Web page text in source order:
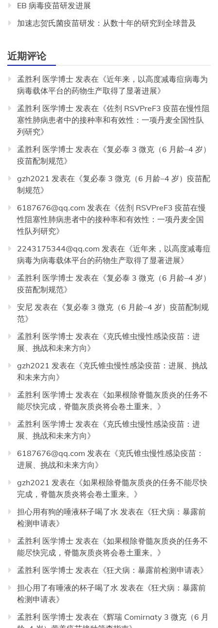
EB 病毒疫苗研发进展
加速志贺氏菌疫苗研发：从数十年的研究到全球普及
近期评论
孟胜利 医学博士 发表在《近年来，以高度减毒痘病毒为
病毒载体平台的药物生产取得了显著进展》
孟胜利 医学博士 发表在《佐剂 RSVPreF3 疫苗在慢性阻
塞性肺病患者中的接种率和有效性：一项丹麦全国性队
列研究》
孟胜利 医学博士 发表在《复必泰 3 微克（6 月龄–4 岁）
疫苗配制规范》
gzh2021 发表在《复必泰 3 微克（6 月龄–4 岁）疫苗配
制规范》
6187676@qq.com 发表在《佐剂 RSVPreF3 疫苗在慢
性阻塞性肺病患者中的接种率和有效性：一项丹麦全国
性队列研究》
2243175344@qq.com 发表在《近年来，以高度减毒痘
病毒为病毒载体平台的药物生产取得了显著进展》
孟胜利 医学博士 发表在《复必泰 3 微克（6 月龄–4 岁）
疫苗配制规范》
安尼 发表在《复必泰 3 微克（6 月龄–4 岁）疫苗配制规
范》
孟胜利 医学博士 发表在《克氏锥虫慢性感染疫苗：进
展、挑战和未来方向》
gzh2021 发表在《克氏锥虫慢性感染疫苗：进展、挑战
和未来方向》
孟胜利 医学博士 发表在《如果根除脊髓灰质炎的任务不
能尽快完成，脊髓灰质炎将会卷土重来。 》
孟胜利 医学博士 发表在《克氏锥虫慢性感染疫苗：进
展、挑战和未来方向》
6187676@qq.com 发表在《克氏锥虫慢性感染疫苗：
进展、挑战和未来方向》
gzh2021 发表在《如果根除脊髓灰质炎的任务不能尽快
完成，脊髓灰质炎将会卷土重来。 》
担心用有狗的唾液杯子喝了水 发表在《狂犬病：暴露前
检测申请表》
孟胜利 医学博士 发表在《如果根除脊髓灰质炎的任务不
能尽快完成，脊髓灰质炎将会卷土重来。 》
孟胜利 医学博士 发表在《狂犬病：暴露前检测申请表》
担心用了有唾液的杯子喝了水 发表在《狂犬病：暴露前
检测申请表》
孟胜利 医学博士 发表在《辉瑞 Comirnaty 3 微克（6 月